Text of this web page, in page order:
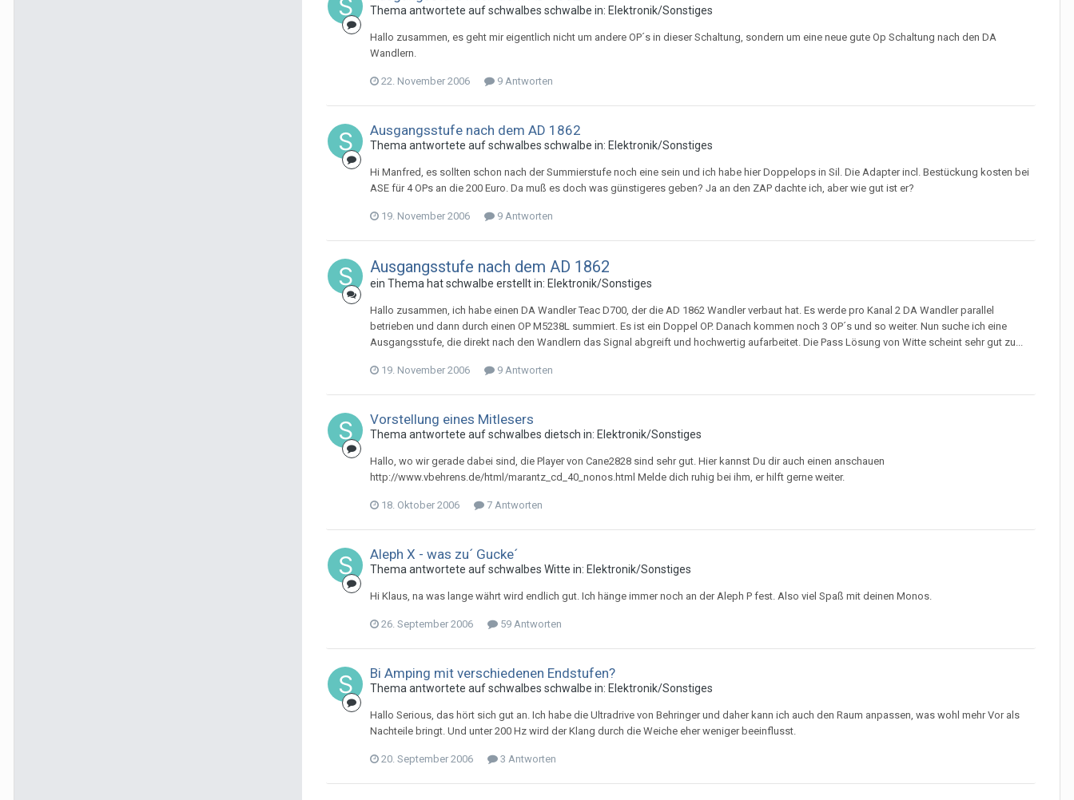
Thema antwortete aufschwalbes schwalbe in: Elektronik/Sonstiges
Hallo zusammen, es geht mir eigentlich nicht um andere OP´s in dieser Schaltung, sondern um eine neue gute Op Schaltung nach den DA
Wandlern.
22. November 2006 9 Antworten
Ausgangsstufe nach dem AD 1862
Thema antwortete aufschwalbes schwalbe in: Elektronik/Sonstiges
Hi Manfred, es sollten schon nach der Summierstufe noch eine sein und ich habe hier Doppelops in Sil. Die Adapter incl. Bestückung kosten bei
ASE für 4 OPs an die 200 Euro. Da muß es doch was günstigeres geben? Ja an den ZAP dachte ich, aber wie gut ist er?
19. November 2006 9 Antworten
Ausgangsstufe nach dem AD 1862
ein Thema hatschwalbe erstellt in: Elektronik/Sonstiges
Hallo zusammen, ich habe einen DA Wandler Teac D700, der die AD 1862 Wandler verbaut hat. Es werde pro Kanal 2 DA Wandler parallel
betrieben und dann durch einen OP M5238L summiert. Es ist ein Doppel OP. Danach kommen noch 3 OP´s und so weiter. Nun suche ich eine
Ausgangsstufe, die direkt nach den Wandlern das Signal abgreift und hochwertig aufarbeitet. Die Pass Lösung von Witte scheint sehr gut zu...
19. November 2006 9 Antworten
Vorstellung eines Mitlesers
Thema antwortete aufschwalbes dietsch in: Elektronik/Sonstiges
Hallo, wo wir gerade dabei sind, die Player von Cane2828 sind sehr gut. Hier kannst Du dir auch einen anschauen
http://www.vbehrens.de/html/marantz_cd_40_nonos.html Melde dich ruhig bei ihm, er hilft gerne weiter.
18. Oktober 2006 7 Antworten
Aleph X - was zu´ Gucke´
Thema antwortete aufschwalbes Witte in: Elektronik/Sonstiges
Hi Klaus, na was lange währt wird endlich gut. Ich hänge immer noch an der Aleph P fest. Also viel Spaß mit deinen Monos.
26. September 2006 59 Antworten
Bi Amping mit verschiedenen Endstufen?
Thema antwortete aufschwalbes schwalbe in: Elektronik/Sonstiges
Hallo Serious, das hört sich gut an. Ich habe die Ultradrive von Behringer und daher kann ich auch den Raum anpassen, was wohl mehr Vor als
Nachteile bringt. Und unter 200 Hz wird der Klang durch die Weiche eher weniger beeinflusst.
20. September 2006 3 Antworten